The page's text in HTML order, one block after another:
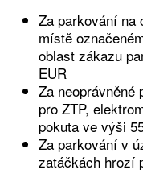
Za parkování na
místě
oblast zákazu
EUR
Za neoprávněné
pro ZTP,
pokuta ve výši
Za parkování v
zatáčkách hrozí